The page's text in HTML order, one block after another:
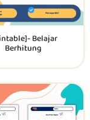
Belajar
Berhitung